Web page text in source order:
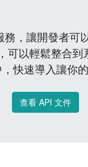
務，讓開發者可
可以輕鬆整合
快速導入讓你
查看 API 文件